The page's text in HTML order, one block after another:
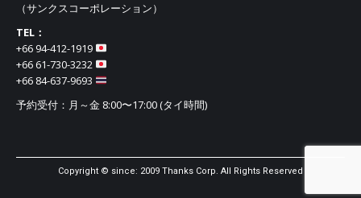
（サンクスコーポレーション）
TEL：
+66 94-412-1919​
+66 61-730-3232
+66 84-637-9693
予約受付：月～金 8:00〜17:00 (タイ時間)
Copyright © since: 2009 Thanks Corp. All Rights Reserved